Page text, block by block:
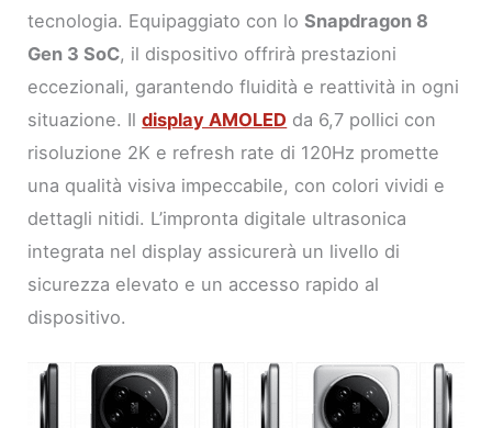
tecnologia. Equipaggiato con loSnapdragon 8
Gen 3 SoC, il dispositivo offrirà prestazioni
eccezionali, garantendo fluidità e reattività in ogni
situazione. Ildisplay AMOLED da 6,7 pollici con
risoluzione 2K e refresh rate di 120Hz promette
una qualità visiva impeccabile, con colori vividi e
dettagli nitidi. L’impronta digitale ultrasonica
integrata nel display assicurerà un livello di
sicurezza elevato e un accesso rapido al
dispositivo.